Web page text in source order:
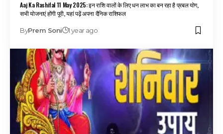
Aaj Ka Rashifal 11 May 2025: इन राशि वालों के लिए धन लाभ का बन रहा है प्रबल योग,
सभी योजनाएं होंगी पूरी, यहां पढ़ें अपना दैनिक राशिफल
ByPrem Soni 1 year ago